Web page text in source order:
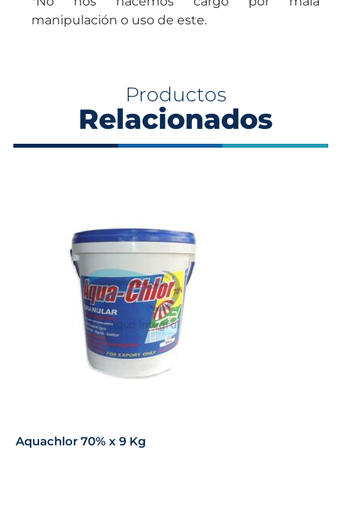
manipulación o uso de este.
Productos
Relacionados
Aquachlor 70% x 9 Kg